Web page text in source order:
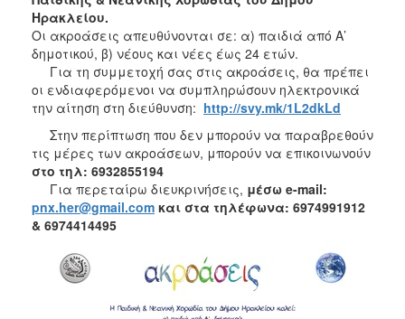
2013
2012
2011
2010
2006
ΔΗΜΟΤΗΣ
ΕΠΙΣΚΕΠΤΗΣ
Ηρακλείου.
Οι ακροάσεις απευθύνονται σε: α) παιδιά από Α’
δημοτικού, β) νέους και νέες έως 24 ετών.
Για τη συμμετοχή σας στις ακροάσεις, θα πρέπει
οι ενδιαφερόμενοι να συμπληρώσουν ηλεκτρονικά
την αίτηση στη διεύθυνση: http://svy.mk/1L2dkLd
Στην περίπτωση που δεν μπορούν να παραβρεθούν
τις μέρες των ακροάσεων, μπορούν να επικοινωνούν
στο τηλ: 6932855194
Για περεταίρω διευκρινήσεις, μέσω e-mail:
pnx.her@gmail.com και στα τηλέφωνα: 6974991912
& 6974414495